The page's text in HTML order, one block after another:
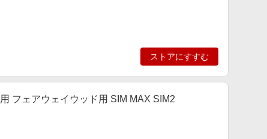
ストアにすすむ
フェアウェイウッド用 SIM MAX SIM2